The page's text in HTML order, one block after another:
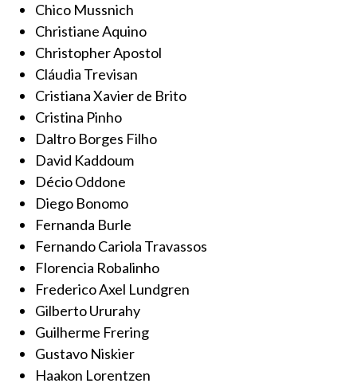
Chico Mussnich
Christiane Aquino
Christopher Apostol
Cláudia Trevisan
Cristiana Xavier de Brito
Cristina Pinho
Daltro Borges Filho
David Kaddoum
Décio Oddone
Diego Bonomo
Fernanda Burle
Fernando Cariola Travassos
Florencia Robalinho
Frederico Axel Lundgren
Gilberto Ururahy
Guilherme Frering
Gustavo Niskier
Haakon Lorentzen